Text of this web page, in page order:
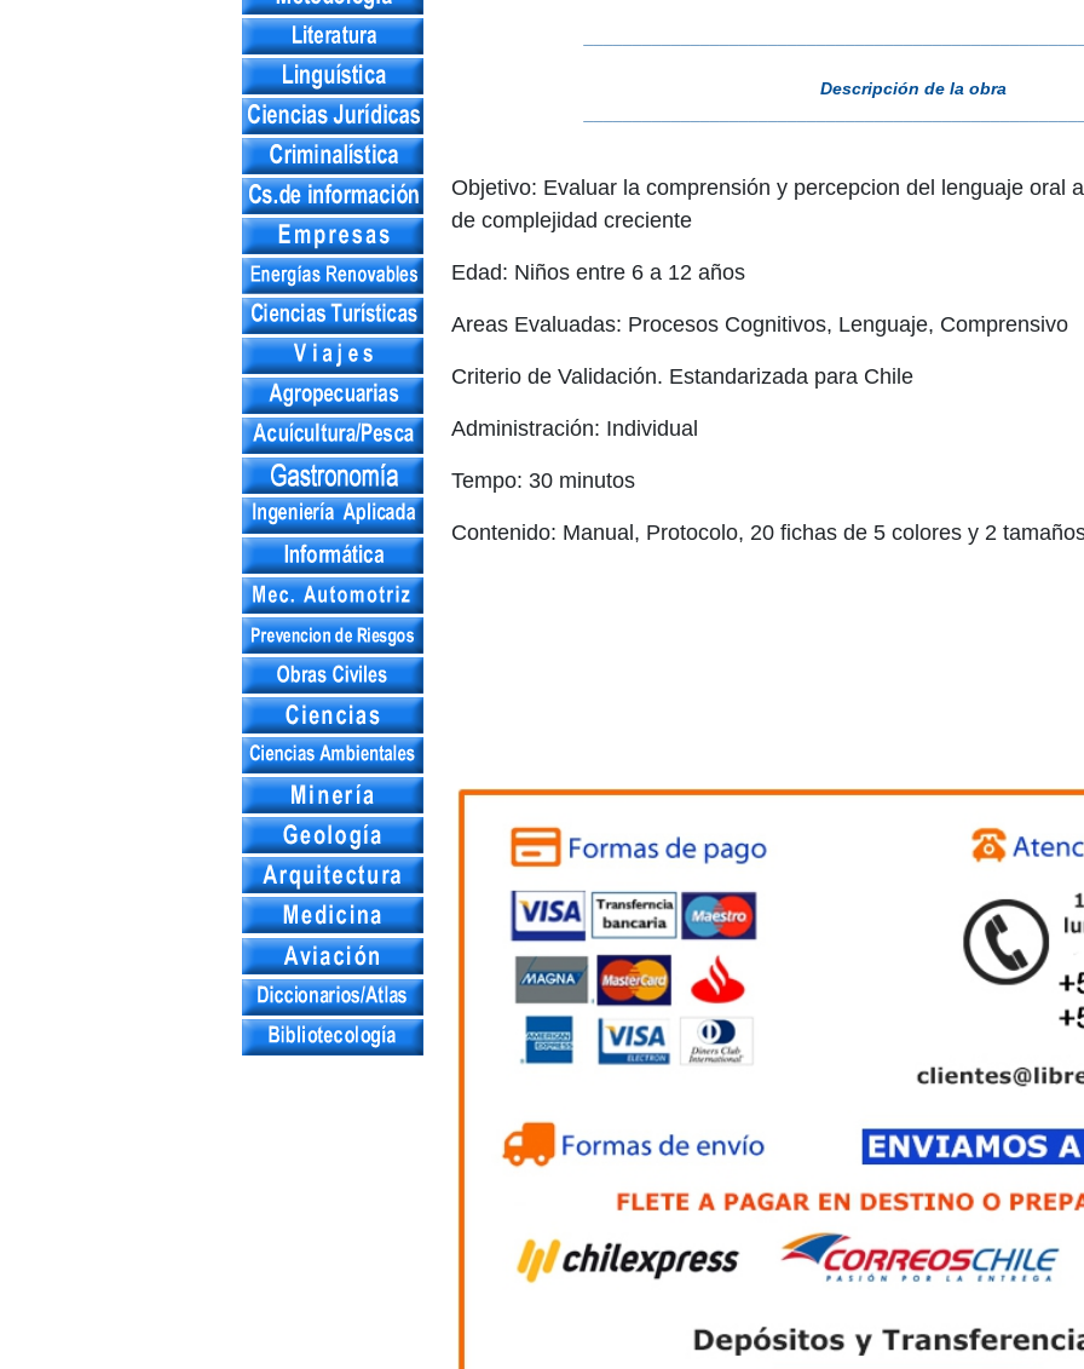
Descripción de la obra
Objetivo: Evaluar la comprensión y percepcion del lenguaje oral
de complejidad creciente
Edad: Niños entre 6 a 12 años
Areas Evaluadas: Procesos Cognitivos, Lenguaje, Comprensivo
Criterio de Validación. Estandarizada para Chile
Administración: Individual
Tempo: 30 minutos
Contenido: Manual, Protocolo, 20 fichas de 5 colores y 2